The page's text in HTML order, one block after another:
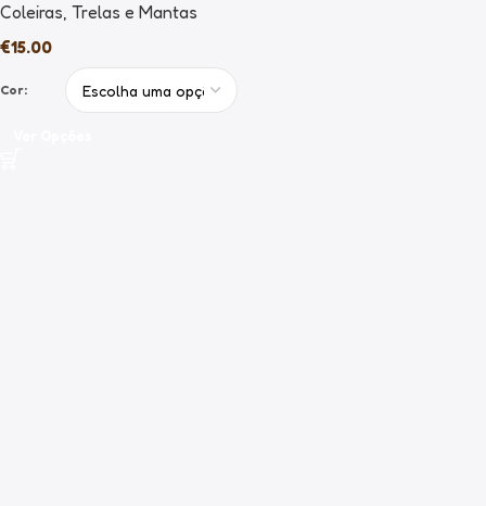
Coleiras, Trelas e Mantas
€15.00
Cor: